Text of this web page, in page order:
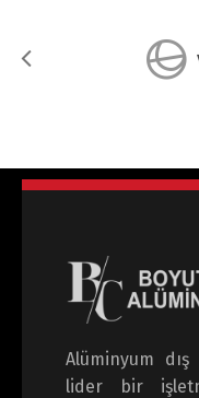
Alüminyum
lider bir